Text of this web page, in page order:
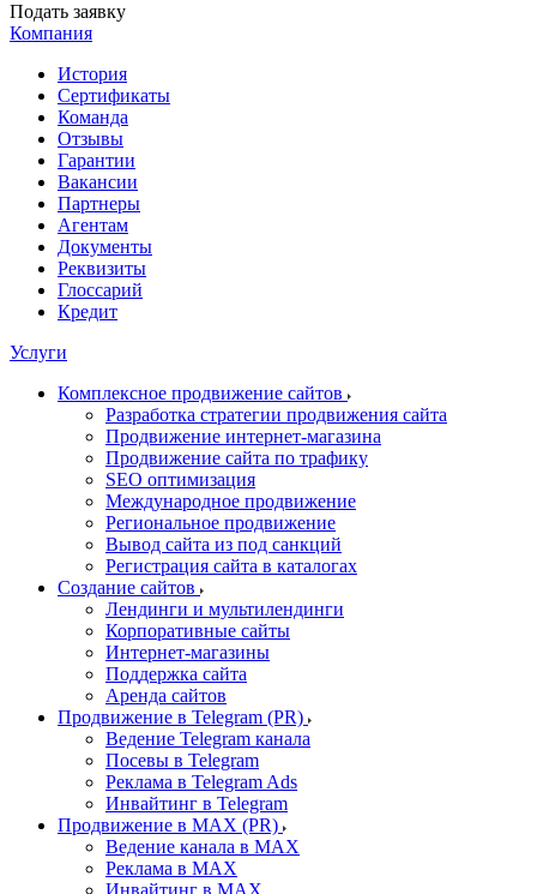
Подать заявку
Компания
История
Сертификаты
Команда
Отзывы
Гарантии
Вакансии
Партнеры
Агентам
Документы
Реквизиты
Глоссарий
Кредит
Услуги
Комплексное продвижение сайтов
Разработка стратегии продвижения сайта
Продвижение интернет-магазина
Продвижение сайта по трафику
SEO оптимизация
Международное продвижение
Региональное продвижение
Вывод сайта из под санкций
Регистрация сайта в каталогах
Создание сайтов
Лендинги и мультилендинги
Корпоративные сайты
Интернет-магазины
Поддержка сайта
Аренда сайтов
Продвижение в Telegram (PR)
Ведение Telegram канала
Посевы в Telegram
Реклама в Telegram Ads
Инвайтинг в Telegram
Продвижение в MAX (PR)
Ведение канала в MAX
Реклама в MAX
Инвайтинг в MAX